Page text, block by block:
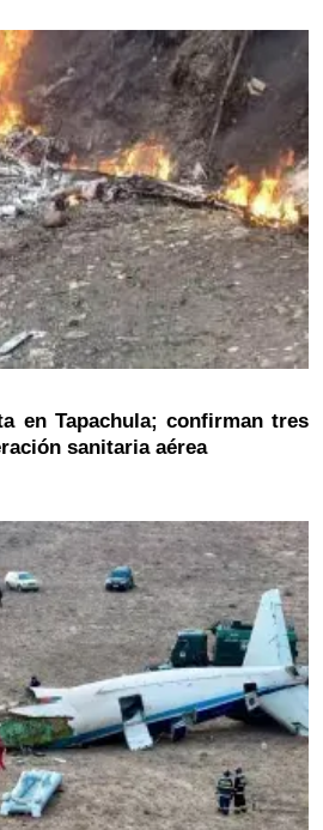
en Tapachula; confirman tres
sanitaria aérea